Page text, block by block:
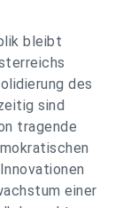
bleibt
des
sind
tragende
einer